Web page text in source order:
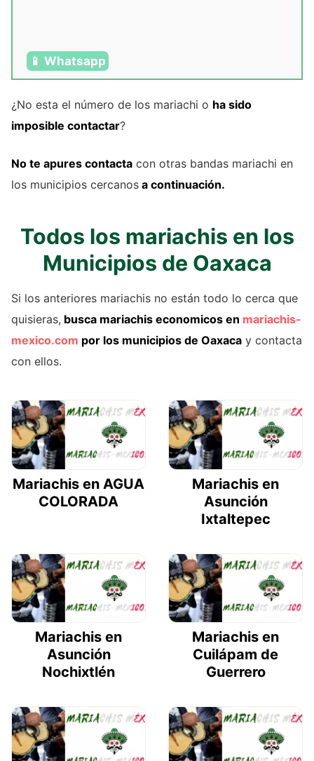
📱 Whatsapp
¿No esta el número de los mariachi o ha sido
imposible contactar?
No te apures contacta con otras bandas mariachi en
los municipios cercanos a continuación.
Todos los mariachis en los
Municipios de Oaxaca
Si los anteriores mariachis no están todo lo cerca que
quisieras, busca mariachis economicos en mariachis-
mexico.com por los municipios de Oaxaca y contacta
con ellos.
Mariachis en AGUA
COLORADA
Mariachis en
Asunción
Ixtaltepec
Mariachis en
Asunción
Nochixtlén
Mariachis en
Cuilápam de
Guerrero